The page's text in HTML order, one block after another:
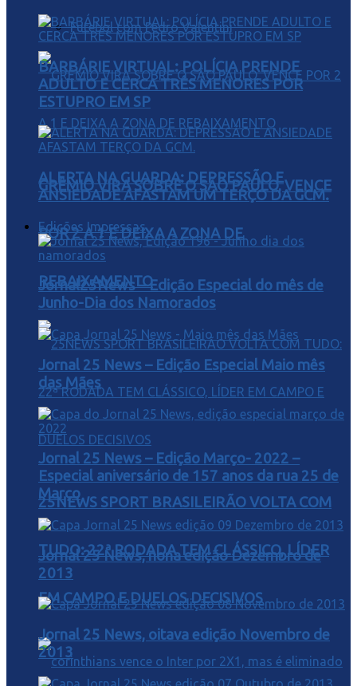
Futebol com Pedro Valentini
GRÊMIO VIRA SOBRE O SÃO PAULO, VENCE
POR 2 A 1 E DEIXA A ZONA DE
REBAIXAMENTO
25NEWS SPORT BRASILEIRÃO VOLTA COM
TUDO: 22ª RODADA TEM CLÁSSICO, LÍDER
EM CAMPO E DUELOS DECISIVOS
BARBÁRIE VIRTUAL: POLÍCIA PRENDE
ADULTO E CERCA TRÊS MENORES POR
ESTUPRO EM SP
ALERTA NA GUARDA: DEPRESSÃO E
ANSIEDADE AFASTAM UM TERÇO DA GCM.
Edições Impressas
Jornal25News – Edição Especial do mês de
Junho-Dia dos Namorados
Jornal 25 News – Edição Especial Maio mês
das Mães
Jornal 25 News – Edição Março- 2022 –
Especial aniversário de 157 anos da rua 25 de
Março
Jornal 25 News, nona edição Dezembro de
2013
Jornal 25 News, oitava edição Novembro de
2013